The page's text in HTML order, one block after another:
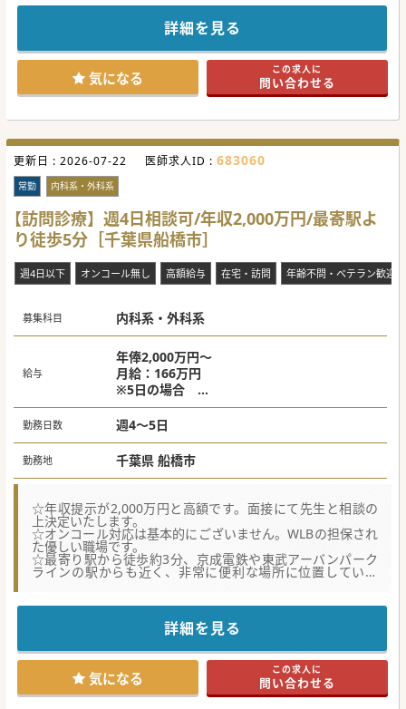
地域の患者様から愛される有床クリニックです。
また、グループ内では老健施設も運営しており、将来的には
施設長もお願いすることもございます。
#春入職可 #秋入職可
詳細を見る
気になる この求人に
問い合わせる
更新日 : 2026-07-22 医師求人ID : 683060
常勤 内科系・外科系
【訪問診療】週4日相談可/年収2,000万円/最寄駅よ
り徒歩5分［千葉県船橋市］
週4日以下 オンコール無し 高額給与 在宅・訪問 年齢不問・ベテラン歓迎
募集科目 内科系・外科系
給与
年俸2,000万円～
月給：166万円
※5日の場合
※土日の日勤対応分は別途支給になります
（目安：月3回で約500万程上乗せになります
勤務日数 週4～5日
勤務地 千葉県 船橋市
☆年収提示が2,000万円と高額です。面接にて先生と相談の
上決定いたします。
☆オンコール対応は基本的にございません。WLBの担保され
た優しい職場です。
☆最寄り駅から徒歩約3分、京成電鉄や東武アーバンパーク
ラインの駅からも近く、非常に便利な場所に位置していま
す。
～コンサルタントからのメッセージ～
一般的な内科の診療に加えて、精神科の診療も行っているた
め、身体と心の両面から患者さんの健康をサポートしていま
す。
病院に比べて、クリニックは小規模なため、患者さんとの距
離が近くなります。
寄り添える診療を実現すべく、スタッフ一同日々努めていま
す。
詳細を見る
気になる この求人に
問い合わせる